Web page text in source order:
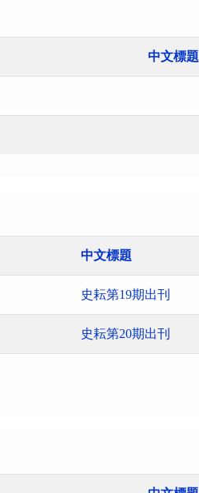
中文標題
中文標題
史耘第19期出刊
史耘第20期出刊